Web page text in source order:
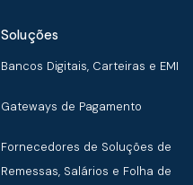
Soluções
Bancos Digitais, Carteiras e EMI
Gateways de Pagamento
Fornecedores de Soluções de
Remessas, Salários e Folha de